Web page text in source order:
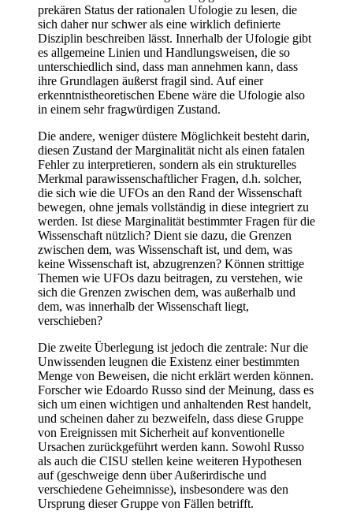
prekären Status der rationalen Ufologie zu lesen, die
sich daher nur schwer als eine wirklich definierte
Disziplin beschreiben lässt. Innerhalb der Ufologie gibt
es allgemeine Linien und Handlungsweisen, die so
unterschiedlich sind, dass man annehmen kann, dass
ihre Grundlagen äußerst fragil sind. Auf einer
erkenntnistheoretischen Ebene wäre die Ufologie also
in einem sehr fragwürdigen Zustand.
Die andere, weniger düstere Möglichkeit besteht darin,
diesen Zustand der Marginalität nicht als einen fatalen
Fehler zu interpretieren, sondern als ein strukturelles
Merkmal parawissenschaftlicher Fragen, d.h. solcher,
die sich wie die UFOs an den Rand der Wissenschaft
bewegen, ohne jemals vollständig in diese integriert zu
werden. Ist diese Marginalität bestimmter Fragen für die
Wissenschaft nützlich? Dient sie dazu, die Grenzen
zwischen dem, was Wissenschaft ist, und dem, was
keine Wissenschaft ist, abzugrenzen? Können strittige
Themen wie UFOs dazu beitragen, zu verstehen, wie
sich die Grenzen zwischen dem, was außerhalb und
dem, was innerhalb der Wissenschaft liegt,
verschieben?
Die zweite Überlegung ist jedoch die zentrale: Nur die
Unwissenden leugnen die Existenz einer bestimmten
Menge von Beweisen, die nicht erklärt werden können.
Forscher wie Edoardo Russo sind der Meinung, dass es
sich um einen wichtigen und anhaltenden Rest handelt,
und scheinen daher zu bezweifeln, dass diese Gruppe
von Ereignissen mit Sicherheit auf konventionelle
Ursachen zurückgeführt werden kann. Sowohl Russo
als auch die CISU stellen keine weiteren Hypothesen
auf (geschweige denn über Außerirdische und
verschiedene Geheimnisse), insbesondere was den
Ursprung dieser Gruppe von Fällen betrifft.